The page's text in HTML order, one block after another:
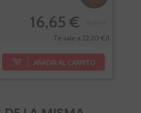
16,65 €
Te sale a 22,20 €/l
AÑADIR AL CARRITO